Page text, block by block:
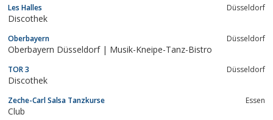
Les Halles Düsseldorf
Discothek
Oberbayern Düsseldorf
Oberbayern Düsseldorf | Musik-Kneipe-Tanz-Bistro
TOR 3 Düsseldorf
Discothek
Zeche-Carl Salsa Tanzkurse Essen
Club